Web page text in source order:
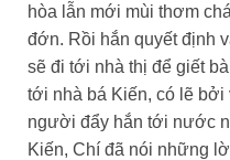
hòa lẫn mới mùi thơm
đớn. Rồi hắn quyết định
sẽ đi tới nhà thị để giết
tới nhà bá Kiến, có lẽ
người đẩy hắn tới nước
Kiến, Chí đã nói những